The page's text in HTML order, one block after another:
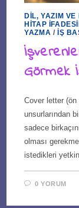
DIL, YAZIM
HITAP
YAZMA / İŞ
Görmek
Cover letter
unsurlarından
sadece
olması
istedikleri
0 YORUM